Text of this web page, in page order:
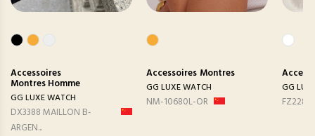
Accessoires
Montres Homme
GG LUXE WATCH
DX3388 MAILLON B-
ARGEN...
Accessoires Montres
GG LUXE WATCH
NM-10680L-OR
GG
FZ2282